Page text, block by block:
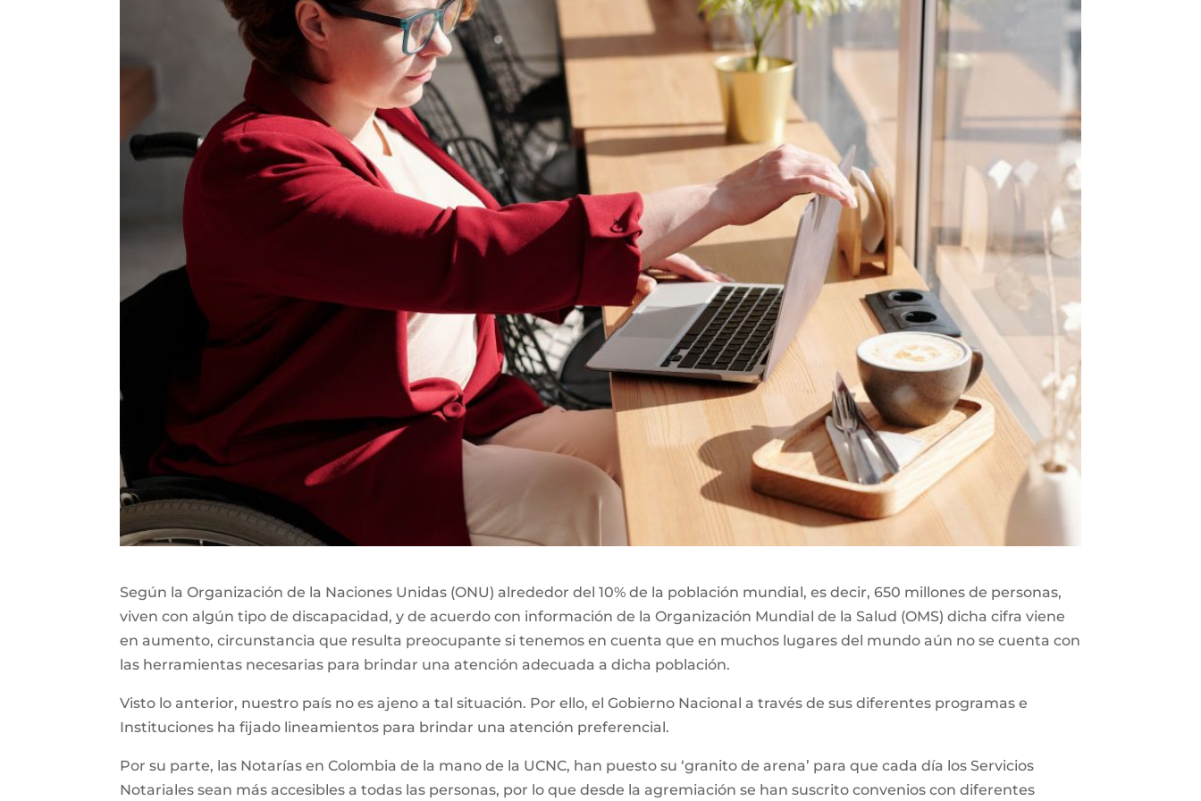
Según la Organización de la Naciones Unidas (ONU) alrededor del 10% de la población mundial, es decir, 650 millones de personas,
viven con algún tipo de discapacidad, y de acuerdo con información de la Organización Mundial de la Salud (OMS) dicha cifra viene
en aumento, circunstancia que resulta preocupante si tenemos en cuenta que en muchos lugares del mundo aún no se cuenta con
las herramientas necesarias para brindar una atención adecuada a dicha población.
Visto lo anterior, nuestro país no es ajeno a tal situación. Por ello, el Gobierno Nacional a través de sus diferentes programas e
Instituciones ha fijado lineamientos para brindar una atención preferencial.
Por su parte, las Notarías en Colombia de la mano de la UCNC, han puesto su ‘granito de arena’ para que cada día los Servicios
Notariales sean más accesibles a todas las personas, por lo que desde la agremiación se han suscrito convenios con diferentes